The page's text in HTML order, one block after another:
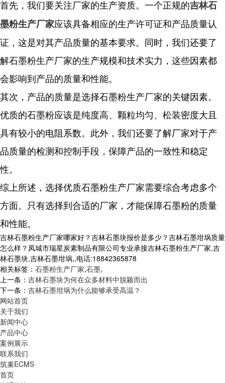
首先，我们要关注厂家的生产资质。一个正规的吉林石
墨粉生产厂家应该具备相应的生产许可证和产品质量认
证，这是对其产品质量的基本要求。同时，我们还要了
解石墨粉生产厂家的生产规模和技术实力，这些因素都
会影响到产品的质量和性能。
其次，产品的质量是选择石墨粉生产厂家的关键因素。
优质的石墨粉应该是纯度高、颗粒均匀、松装密度大且
具有较小的电阻系数。此外，我们还要了解厂家对于产
品质量的检测和控制手段，保障产品的一致性和稳定
性。
综上所述，选择优质石墨粉生产厂家需要综合考虑多个
方面。只有选择到合适的厂家，才能保障石墨粉的质量
和性能。
吉林石墨粉生产厂家哪家好？吉林石墨块报价是多少？吉林石墨坩埚质量
怎么样？凤城市瑞星炭素制品有限公司专业承接吉林石墨粉生产厂家,吉
林石墨块,吉林石墨坩埚,,电话:18842365878
相关标签： 石墨粉生产厂家,石墨,
上一条： 吉林石墨块为何在众多材料中脱颖而出
下一条： 吉林石墨坩埚为什么能够承受高温？
网站首页
关于我们
新闻中心
产品中心
案例展示
联系我们
筑巢ECMS
首页